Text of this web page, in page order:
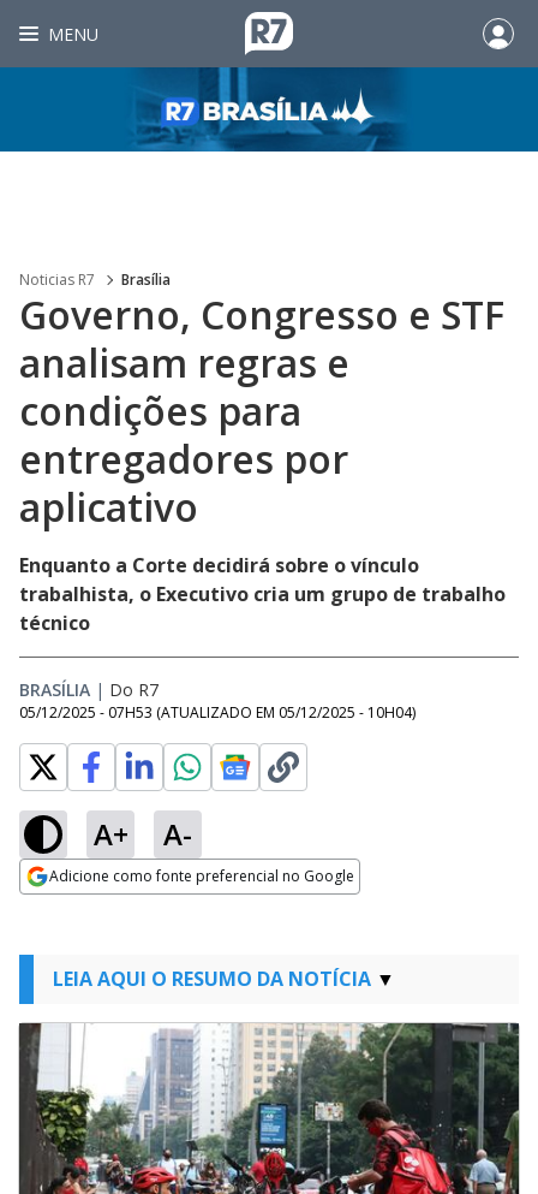
MENU
Noticias R7 Brasília
Governo, Congresso e STF
analisam regras e
condições para
entregadores por
aplicativo
Enquanto a Corte decidirá sobre o vínculo
trabalhista, o Executivo cria um grupo de trabalho
técnico
BRASÍLIA | Do R7
05/12/2025 - 07H53 (ATUALIZADO EM 05/12/2025 - 10H04)
A+ A-
Adicione como fonte preferencial no Google
LEIA AQUI O RESUMO DA NOTÍCIA